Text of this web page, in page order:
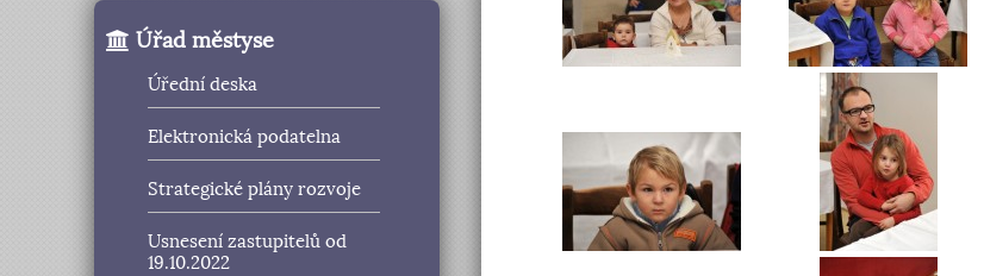
Úřad městyse
Úřední deska
Elektronická podatelna
Strategické plány rozvoje
Usnesení zastupitelů od
19.10.2022